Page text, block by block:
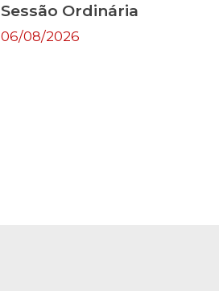
Sessão Ordinária
06/08/2026